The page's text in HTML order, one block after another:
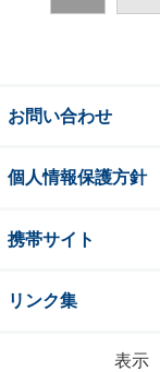
お問い合わせ
個人情報保護方針
携帯サイト
リンク集
表示